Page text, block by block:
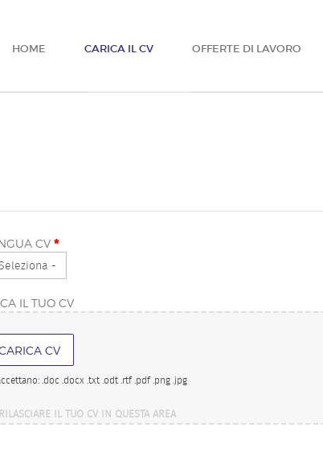
HOME CARICA IL CV OFFERTE DI LAVORO
CV *
IL TUO CV
CV
.doc .docx .txt .odt .rtf .pdf .png .jpg
IL TUO CV IN QUESTA AREA